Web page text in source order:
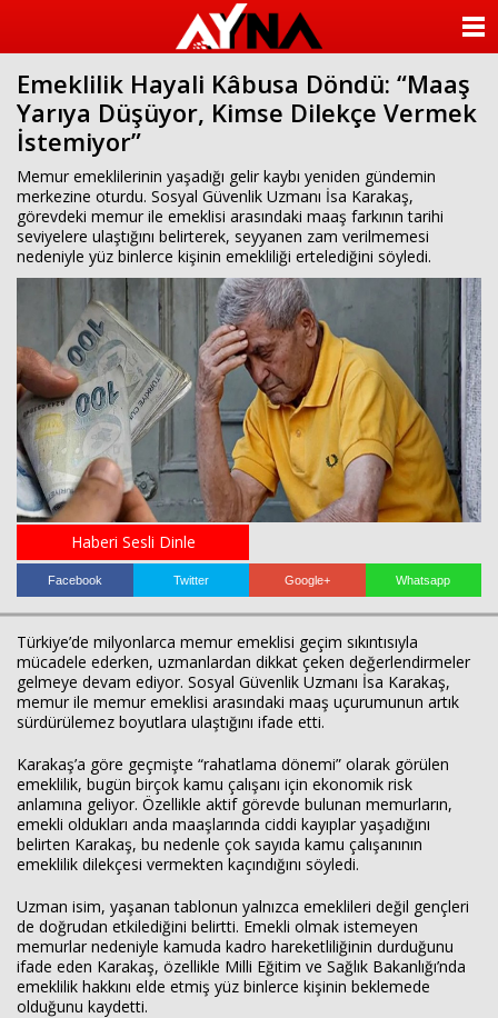
sohbet
cinsel
sohbet
sohbet
mobil
sohbet
islami
sohbetler
Emeklilik Hayali Kâbusa Döndü: “Maaş
Yarıya Düşüyor, Kimse Dilekçe Vermek
İstemiyor”
Memur emeklilerinin yaşadığı gelir kaybı yeniden gündemin
merkezine oturdu. Sosyal Güvenlik Uzmanı İsa Karakaş,
görevdeki memur ile emeklisi arasındaki maaş farkının tarihi
seviyelere ulaştığını belirterek, seyyanen zam verilmemesi
nedeniyle yüz binlerce kişinin emekliliği ertelediğini söyledi.
Haberi Sesli Dinle
Facebook Twitter Google+ Whatsapp
Türkiye’de milyonlarca memur emeklisi geçim sıkıntısıyla
mücadele ederken, uzmanlardan dikkat çeken değerlendirmeler
gelmeye devam ediyor. Sosyal Güvenlik Uzmanı İsa Karakaş,
memur ile memur emeklisi arasındaki maaş uçurumunun artık
sürdürülemez boyutlara ulaştığını ifade etti.
Karakaş’a göre geçmişte “rahatlama dönemi” olarak görülen
emeklilik, bugün birçok kamu çalışanı için ekonomik risk
anlamına geliyor. Özellikle aktif görevde bulunan memurların,
emekli oldukları anda maaşlarında ciddi kayıplar yaşadığını
belirten Karakaş, bu nedenle çok sayıda kamu çalışanının
emeklilik dilekçesi vermekten kaçındığını söyledi.
Uzman isim, yaşanan tablonun yalnızca emeklileri değil gençleri
de doğrudan etkilediğini belirtti. Emekli olmak istemeyen
memurlar nedeniyle kamuda kadro hareketliliğinin durduğunu
ifade eden Karakaş, özellikle Milli Eğitim ve Sağlık Bakanlığı’nda
emeklilik hakkını elde etmiş yüz binlerce kişinin beklemede
olduğunu kaydetti.
KATEGORİLER
ANKETLER
FOTO GALERİ
KÜNYE
İLETİŞİM
Haberin Doğru Adresi.